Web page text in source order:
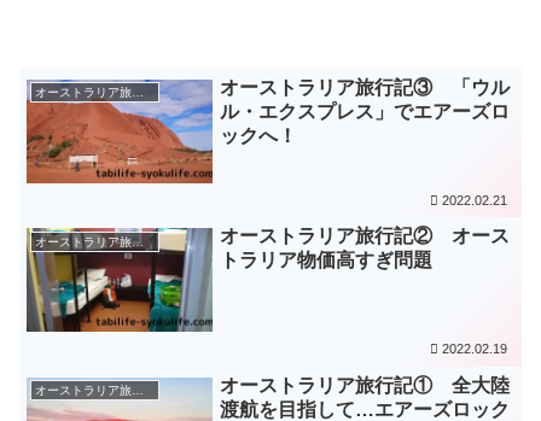
オーストラリア旅（2015年）
オーストラリア旅行記③ 「ウル
ル・エクスプレス」でエアーズロ
ックへ！
2022.02.21
オーストラリア旅（2015年）
オーストラリア旅行記② オース
トラリア物価高すぎ問題
2022.02.19
オーストラリア旅（2015年）
オーストラリア旅行記① 全大陸
渡航を目指して…エアーズロック